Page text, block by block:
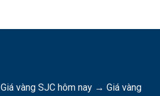
Giá vàng SJC hôm nay → Giá vàng